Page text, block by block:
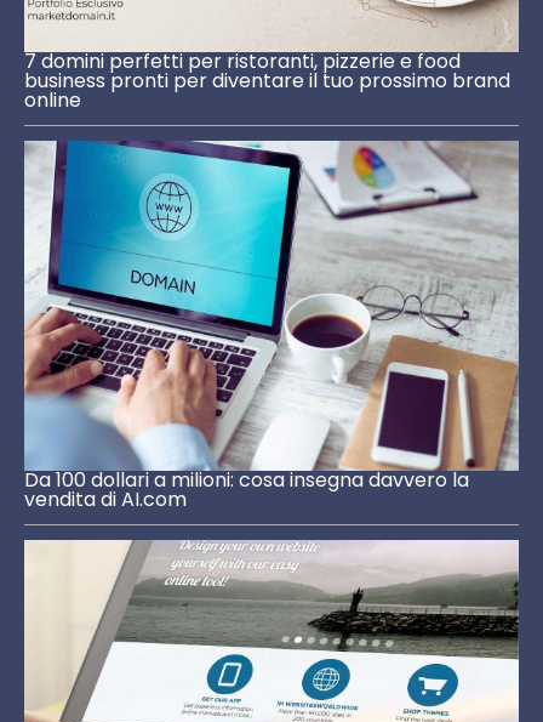
7 domini perfetti per ristoranti, pizzerie e food
business pronti per diventare il tuo prossimo brand
online
Da 100 dollari a milioni: cosa insegna davvero la
vendita di AI.com